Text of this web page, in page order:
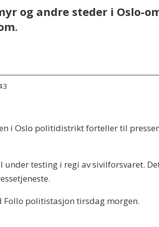
og andre steder i Oslo-
i Oslo politidistrikt forteller til
testing i regi av sivilforsvaret.
Follo politistasjon tirsdag morgen.